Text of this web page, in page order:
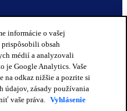
informácie o vašej
obsah
médií a analyzovali
je Google Analytics. Vaše
na odkaz nižšie a pozrite si
údajov, zásady používania
vaše práva. Vyhlásenie